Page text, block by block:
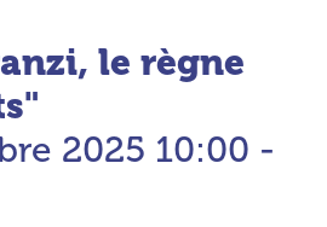
le règne
2025 10:00 -